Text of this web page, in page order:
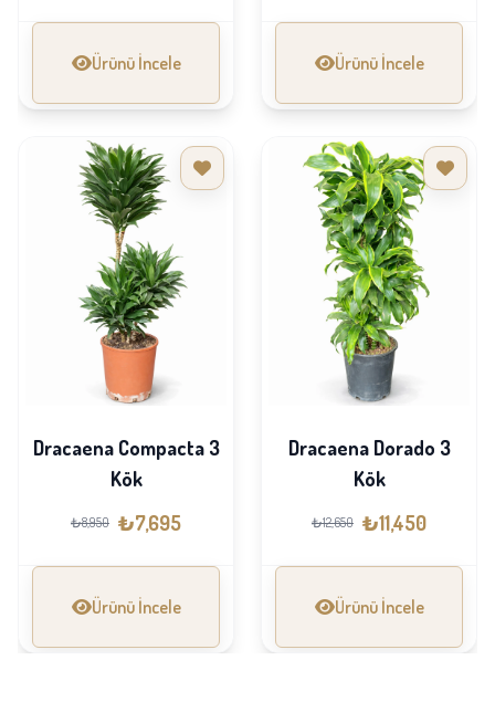
Ürünü İncele Ürünü İncele
Dracaena Compacta 3
Kök
₺8,950 ₺7,695
Ürünü İncele
Dracaena Dorado 3
Kök
₺12,650 ₺11,450
Ürünü İncele